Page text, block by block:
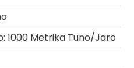
1000 Metrika Tuno/Jaro